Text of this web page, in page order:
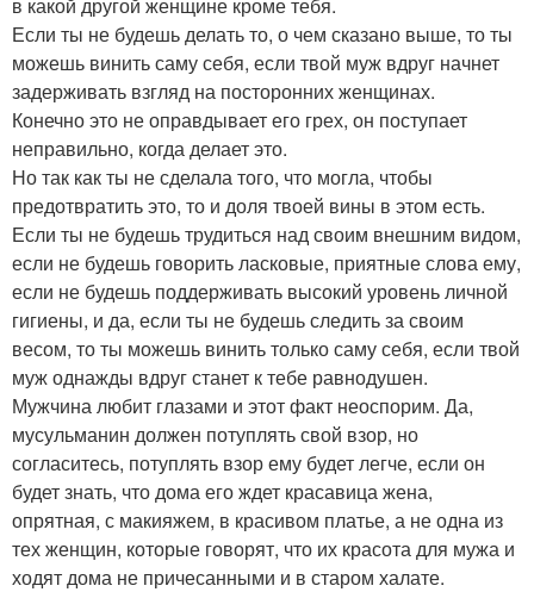
Если ты не будешь делать то, о чем сказано выше, то ты
можешь винить саму себя, если твой муж вдруг начнет
задерживать взгляд на посторонних женщинах.
Конечно это не оправдывает его грех, он поступает
неправильно, когда делает это.
Но так как ты не сделала того, что могла, чтобы
предотвратить это, то и доля твоей вины в этом есть.
Если ты не будешь трудиться над своим внешним видом,
если не будешь говорить ласковые, приятные слова ему,
если не будешь поддерживать высокий уровень личной
гигиены, и да, если ты не будешь следить за своим
весом, то ты можешь винить только саму себя, если твой
муж однажды вдруг станет к тебе равнодушен.
Мужчина любит глазами и этот факт неоспорим. Да,
мусульманин должен потуплять свой взор, но
согласитесь, потуплять взор ему будет легче, если он
будет знать, что дома его ждет красавица жена,
опрятная, с макияжем, в красивом платье, а не одна из
тех женщин, которые говорят, что их красота для мужа и
ходят дома не причесанными и в старом халате.